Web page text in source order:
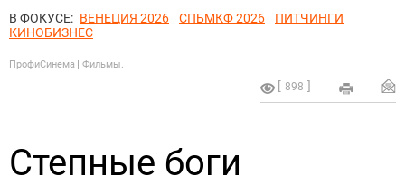
В ФОКУСЕ: ВЕНЕЦИЯ 2026 СПБМКФ 2026
ПИТЧИНГИ
КИНОБИЗНЕС
ПрофиСинема Фильмы.
898
Степные боги